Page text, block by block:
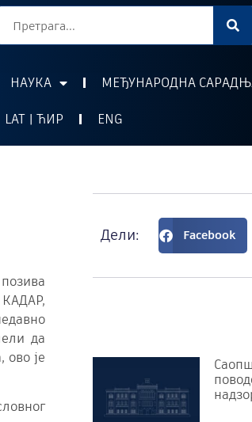
НАУКА МЕЂУНАРОДНА
LAT | ЋИР
ENG
да
ово је
Дели: Facebook